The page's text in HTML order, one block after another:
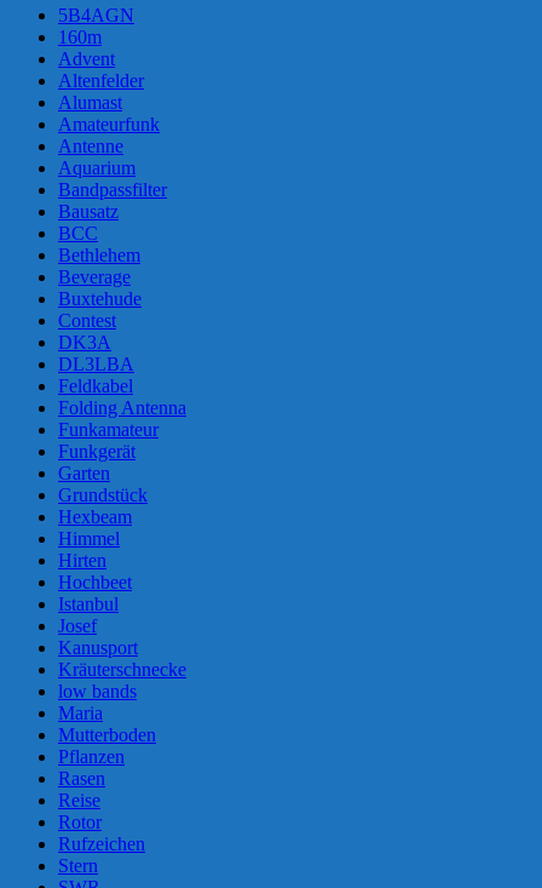
5B4AGN
160m
Advent
Altenfelder
Alumast
Amateurfunk
Antenne
Aquarium
Bandpassfilter
Bausatz
BCC
Bethlehem
Beverage
Buxtehude
Contest
DK3A
DL3LBA
Feldkabel
Folding Antenna
Funkamateur
Funkgerät
Garten
Grundstück
Hexbeam
Himmel
Hirten
Hochbeet
Istanbul
Josef
Kanusport
Kräuterschnecke
low bands
Maria
Mutterboden
Pflanzen
Rasen
Reise
Rotor
Rufzeichen
Stern